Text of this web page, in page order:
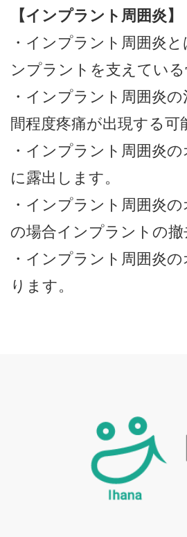
【インプラント周囲炎】
・インプラント周囲炎
ンプラントを支えてい
・インプラント周囲炎
間程度疼痛が出現する可
・インプラント周囲炎
に露出します。
・インプラント周囲炎
の場合インプラントの
・インプラント周囲炎
ります。